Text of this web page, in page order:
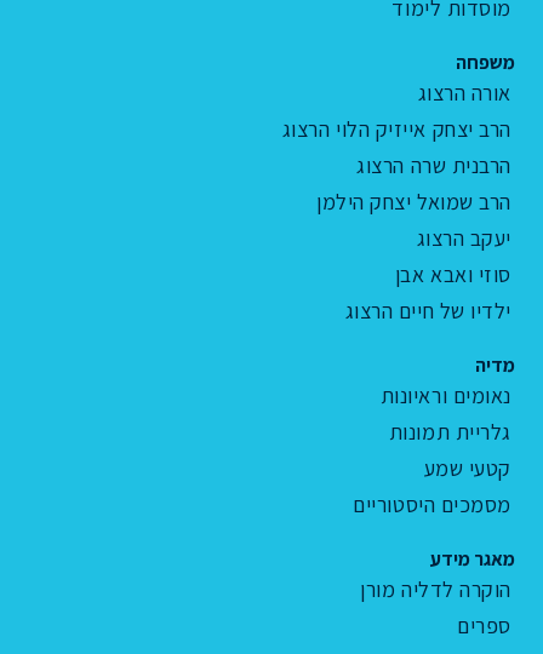
מוסדות לימוד
משפחה
אורה הרצוג
הרב יצחק אייזיק הלוי הרצוג
הרבנית שרה הרצוג
הרב שמואל יצחק הילמן
יעקב הרצוג
סוזי ואבא אבן
ילדיו של חיים הרצוג
מדיה
נאומים וראיונות
גלריית תמונות
קטעי שמע
מסמכים היסטוריים
מאגר מידע
הוקרה לדליה מורן
ספרים